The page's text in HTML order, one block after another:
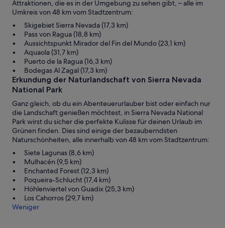
Attraktionen, die es in der Umgebung zu sehen gibt, – alle im
Umkreis von 48 km vom Stadtzentrum:
Skigebiet Sierra Nevada (17,3 km)
Pass von Ragua (18,8 km)
Aussichtspunkt Mirador del Fin del Mundo (23,1 km)
Aquaola (31,7 km)
Puerto de la Ragua (16,3 km)
Bodegas Al Zagal (17,3 km)
Erkundung der Naturlandschaft von Sierra Nevada
National Park
Ganz gleich, ob du ein Abenteuerurlauber bist oder einfach nur
die Landschaft genießen möchtest, in Sierra Nevada National
Park wirst du sicher die perfekte Kulisse für deinen Urlaub im
Grünen finden. Dies sind einige der bezauberndsten
Naturschönheiten, alle innerhalb von 48 km vom Stadtzentrum:
Siete Lagunas (8,6 km)
Mulhacén (9,5 km)
Enchanted Forest (12,3 km)
Poqueira-Schlucht (17,4 km)
Höhlenviertel von Guadix (25,3 km)
Los Cahorros (29,7 km)
Weniger